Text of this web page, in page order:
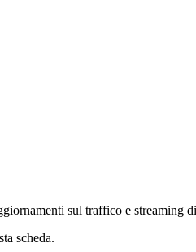
sul traffico e streaming
scheda.